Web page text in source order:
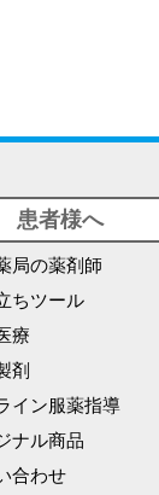
患者様へ
局の薬剤師
ちツール
療
剤
イン服薬指導
ナル商品
合わせ